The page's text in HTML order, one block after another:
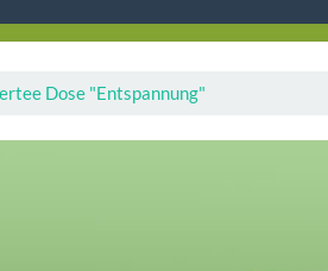
Dose "Entspannung"